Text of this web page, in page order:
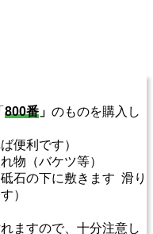
800番 」 のものを購入し
便利です）
物（バケツ等）
石の下に敷きます 滑り
）
ますので、十分注意し